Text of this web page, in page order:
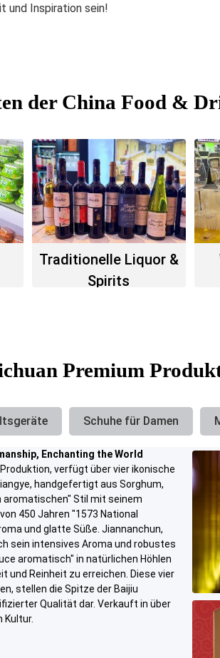
und Inspiration sein!
der China Food &
Traditionelle Liquor &
Spirits
Premium
Schuhe für Damen
Enchanting the World
verfügt über vier ikonische
handgefertigt aus Sorghum,
aromatischen" Stil mit seinem
450 Jahren "1573 National
und glatte Süße. Jiannanchun,
sein intensives Aroma und robustes
aromatisch" in natürlichen Höhlen
und Reinheit zu erreichen. Diese vier
stellen die Spitze der Baijiu
Qualität dar. Verkauft in über
Kultur.